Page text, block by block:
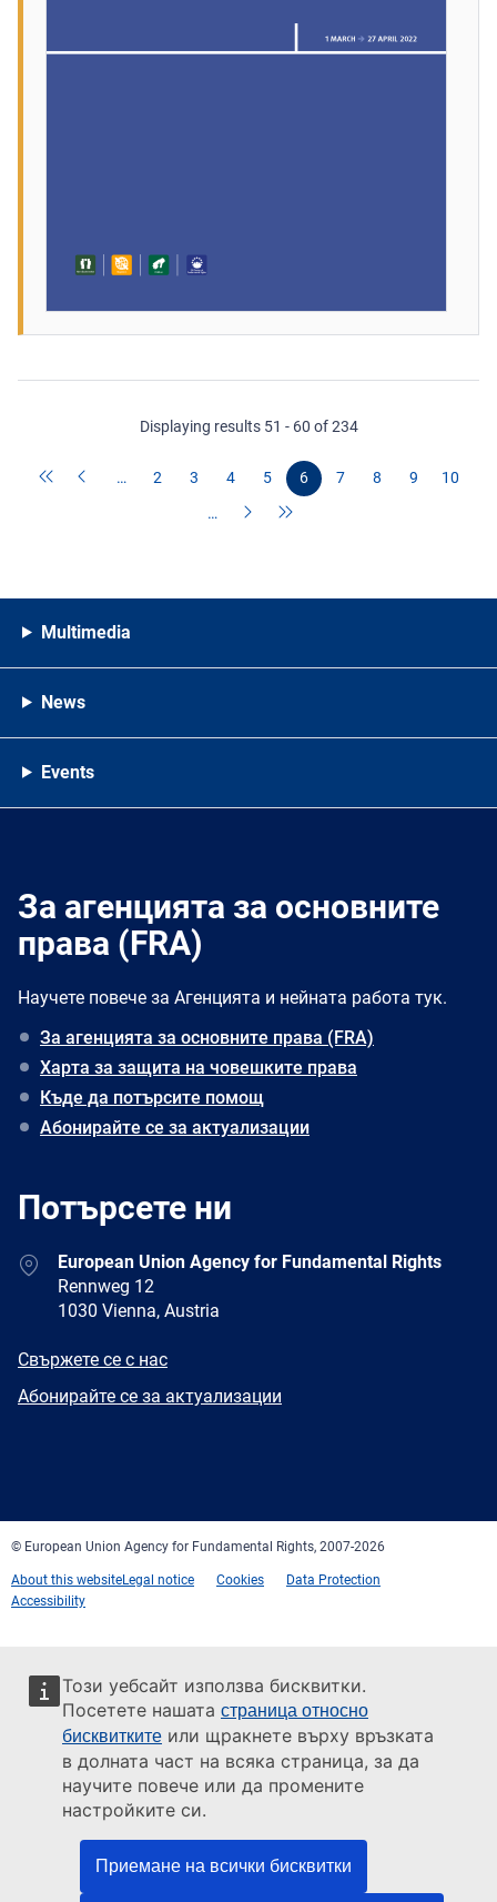
Този уебсайт използва бисквитки.
Посетете нашата страница относно
бисквитките или щракнете върху връзката
в долната част на всяка страница, за да
научите повече или да промените
настройките си.
Приемане на всички бисквитки
Displaying results 51 - 60 of 234
… 2 3 4 5 6 7 8 9
10
…
Multimedia
News
Events
За агенцията за основните
права (FRA)
Научете повече за Агенцията и нейната работа тук.
За агенцията за основните права (FRA)
Харта за защита на човешките права
Къде да потърсите помощ
Абонирайте се за актуализации
Потърсете ни
AddressEuropean Union Agency for Fundamental Rights
Rennweg 12
1030 Vienna, Austria
E-
Свържете се с нас
Newsletter
Абонирайте се за актуализации
© European Union Agency for Fundamental Rights, 2007-2026
About this websiteLegal notice Cookies
Data Protection
Accessibility